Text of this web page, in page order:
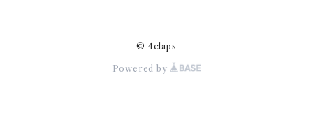
© 4claps
Powered by